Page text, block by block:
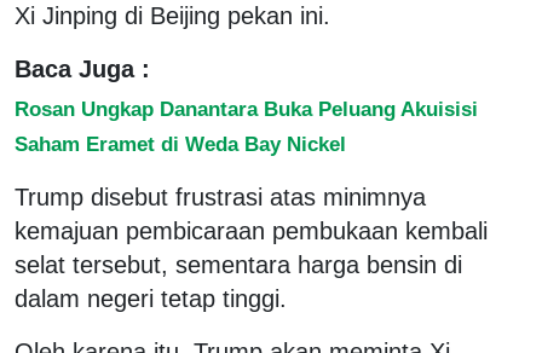
Xi Jinping di Beijing pekan ini.
Baca Juga :
Rosan Ungkap Danantara Buka Peluang Akuisisi
Saham Eramet di Weda Bay Nickel
Trump disebut frustrasi atas minimnya
kemajuan pembicaraan pembukaan kembali
selat tersebut, sementara harga bensin di
dalam negeri tetap tinggi.